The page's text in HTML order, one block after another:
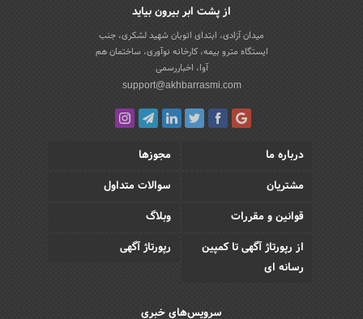
از پشت ابر بیرون بیاید
میدان آزادی، ابتدای اتوبان شهید لشکری، جنب
ایستگاه مترو بیمه، کارخانه نوآوری، ساختمان هم
آوا، اخباررسمی
support@akhbarrasmi.com
درباره ما
مجوزها
مشتریان
سوالات متداول
قوانین و مقررات
وبلاگ
از رپورتاژ آگهی تا کمپین
رسانه ای
رپورتاژ آگهی
سرویس‌های خبری